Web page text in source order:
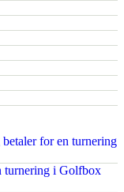
for en turnering
turnering i Golfbox